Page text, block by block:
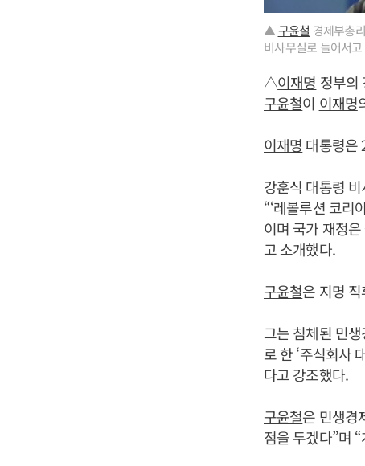
▲구윤철 경제부총
비사무실로 들어서
△이재명 정부의
구윤철이 이재명
이재명 대통령은
강훈식 대통령
“‘레볼루션 코리
이며 국가 재정
고 소개했다.
구윤철은 지명
그는 침체된 민
로 한 ‘주식회사
다고 강조했다.
구윤철은 민생경
점을 두겠다”며